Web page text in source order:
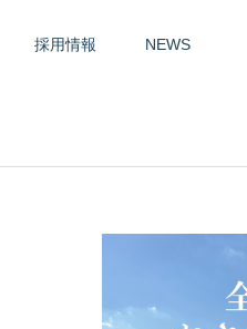
採用情報 NEWS